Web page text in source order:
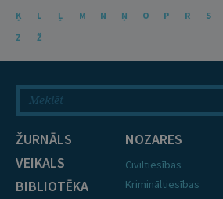
Ķ
L Ļ M N Ņ O P R S
Z
Ž
ŽURNĀLS
VEIKALS
BIBLIOTĒKA
NOZARES
Civiltiesības
Krimināltiesības